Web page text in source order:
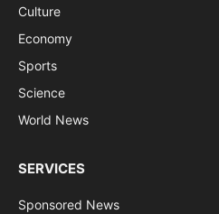
Culture
Economy
Sports
Science
World News
SERVICES
Sponsored News